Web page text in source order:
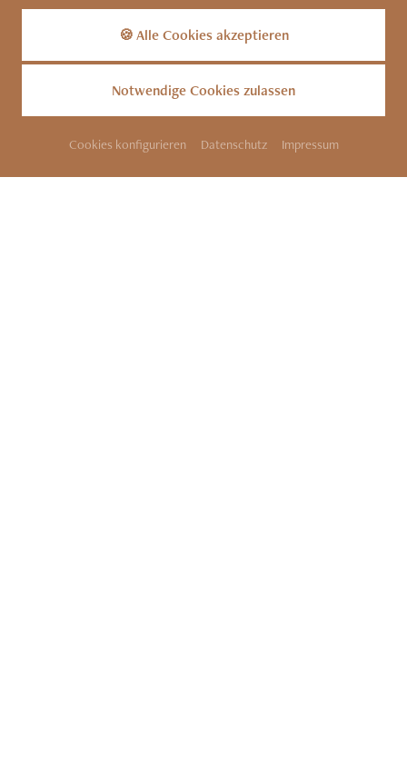
🍪 Alle Cookies akzeptieren
Notwendige Cookies zulassen
Cookies konfigurieren Datenschutz Impressum
Zu den Luxus-Chalets
SITEMAP KONTAKT
IMPRESSUM